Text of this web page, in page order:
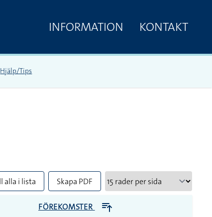
INFORMATION KONTAKT
Hjälp/Tips
alla i lista Skapa PDF
FÖREKOMSTER